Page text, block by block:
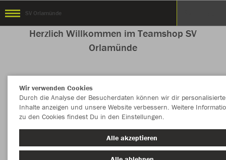
SV Orlamünde
Herzlich Willkommen im Teamshop SV
Orlamünde
Nachhaltig Farbe
Wir verwenden Cookies
Durch die Analyse der Besucherdaten können wir dir personalisierte
Inhalte anzeigen und unsere Website verbessern. Weitere
zu den Cookies findest Du in den Einstellungen.
Alle akzeptieren